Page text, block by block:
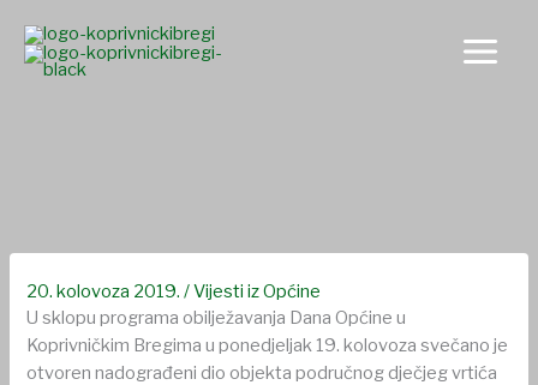
content
20. kolovoza 2019./Vijesti iz Općine
U sklopu programa obilježavanja Dana Općine u
Koprivničkim Bregima u ponedjeljak 19. kolovoza svečano je
otvoren nadograđeni dio objekta područnog dječjeg vrtića